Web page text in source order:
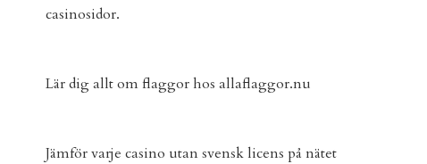
casinosidor.
Lär dig allt om flaggor hos allaflaggor.nu
Jämför varje casino utan svensk licens på nätet